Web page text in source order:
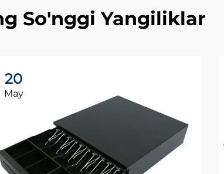
So'nggi Yangiliklar
20
May